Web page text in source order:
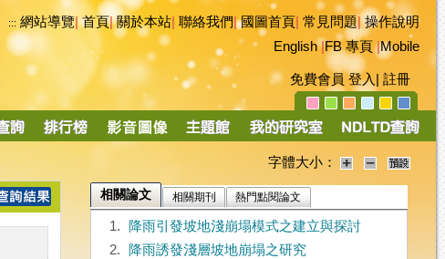
::: 網站導覽|首頁|關於本站 聯絡我們|國圖首頁 常見問題|操作說明
English|FB 專頁|Mobile
免費會員 登入 註冊
字體大小：
相關論文 相關期刊 熱門點閱論文
1.
降雨引發坡地淺崩塌模式之建立與探討
2.
降雨誘發淺層坡地崩塌之研究